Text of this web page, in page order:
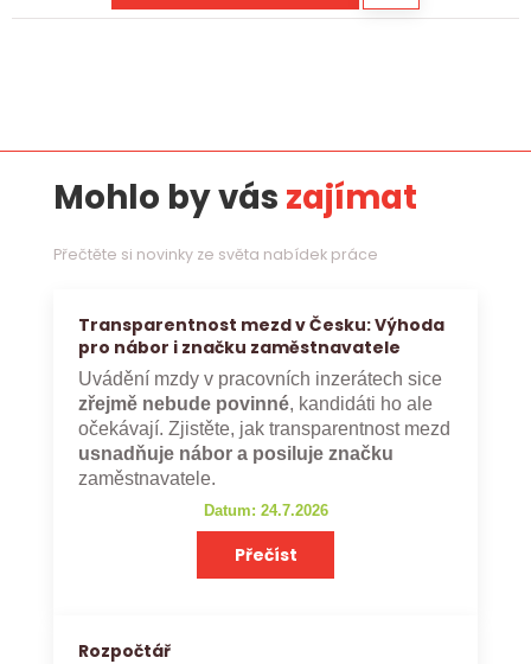
Mohlo by vás zajímat
Přečtěte si novinky ze světa nabídek práce
Transparentnost mezd v Česku: Výhoda
pro nábor i značku zaměstnavatele
Uvádění mzdy v pracovních inzerátech sice
zřejmě nebude povinné, kandidáti ho ale
očekávají. Zjistěte, jak transparentnost mezd
usnadňuje nábor a posiluje značku
zaměstnavatele.
Datum: 24.7.2026
Přečíst
Rozpočtář